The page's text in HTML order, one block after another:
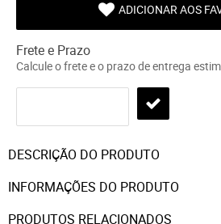
ADICIONAR AOS
Frete e Prazo
Calcule o frete e o prazo de entrega
DESCRIÇÃO DO PRODUTO
INFORMAÇÕES DO PRODUTO
PRODUTOS RELACIONADOS